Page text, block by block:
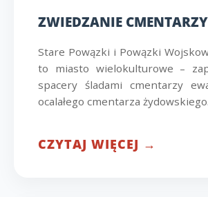
ZWIEDZANIE CMENTARZY
Stare Powązki i Powązki
to miasto wielokulturowe –
spacery śladami cmentarzy
ocalałego cmentarza żydowskiego.
CZYTAJ WIĘCEJ →